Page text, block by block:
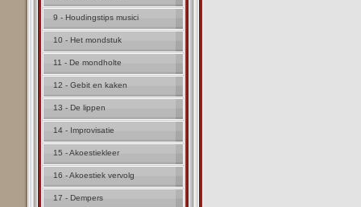
9 - Houdingstips musici
10 - Het mondstuk
11 - De mondholte
12 - Gebit en kaken
13 - De lippen
14 - Improvisatie
15 - Akoestiekleer
16 - Akoestiek vervolg
17 - Dempers